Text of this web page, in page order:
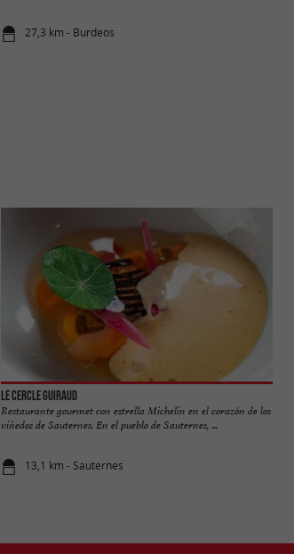
27,3 km - Burdeos
Le Cercle Guiraud
Restaurante gourmet con estrella Michelin en el corazón de los
viñedos de Sauternes. En el pueblo de Sauternes, ...
13,1 km - Sauternes